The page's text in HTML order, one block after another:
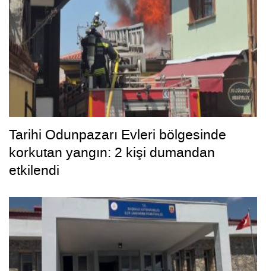
Tarihi Odunpazarı Evleri bölgesinde
korkutan yangın: 2 kişi dumandan
etkilendi